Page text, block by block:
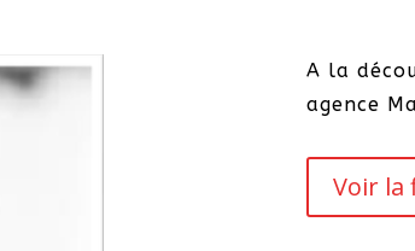
A la
agence
Voir la